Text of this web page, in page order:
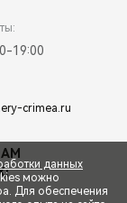
19:00
crimea.ru
данных
можно
Для обеспечения